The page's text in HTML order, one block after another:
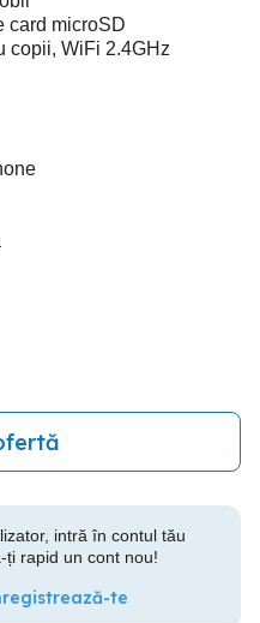
card microSD
copii, WiFi 2.4GHz
intră în contul tău
ți rapid un cont nou!
te